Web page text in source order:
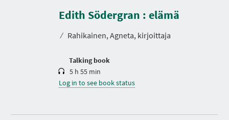
Edith Södergran : elämä
⁄ Rahikainen, Agneta, kirjoittaja
Talking book
r
a
i
5 h 55 min
Log in to see book status
D